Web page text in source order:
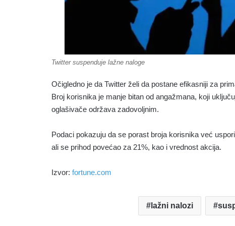
Twitter suspenduje lažne naloge
Očigledno je da Twitter želi da postane efikasniji za
Broj korisnika je manje bitan od angažmana, koji
oglašivače održava zadovoljnim.
Podaci pokazuju da se porast broja korisnika već
ali se prihod povećao za 21%, kao i vrednost akcija.
Izvor: fortune.com
lažni nalozi